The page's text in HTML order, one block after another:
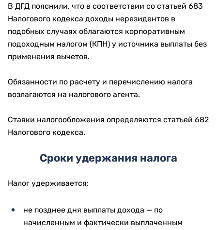
В ДГД пояснили, что в соответствии со статьей 683
Налогового кодекса доходы нерезидентов в
подобных случаях облагаются корпоративным
подоходным налогом (КПН) у источника выплаты без
применения вычетов.
Обязанности по расчету и перечислению налога
возлагаются на налогового агента.
Ставки налогообложения определяются статьей 682
Налогового кодекса.
Сроки удержания налога
Налог удерживается:
не позднее дня выплаты дохода — по
начисленным и фактически выплаченным